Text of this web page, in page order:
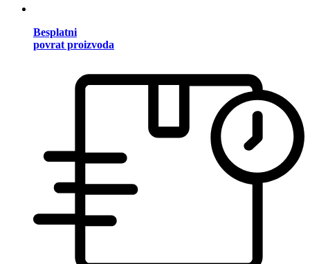
Besplatni
povrat proizvoda